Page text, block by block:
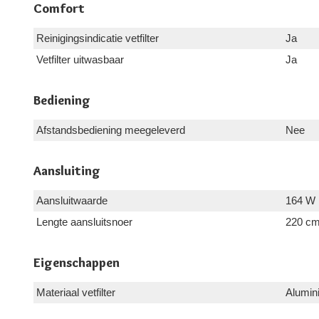
Comfort
Reinigingsindicatie vetfilter
Ja
Vetfilter uitwasbaar
Ja
Bediening
Afstandsbediening meegeleverd Nee
Aansluiting
Aansluitwaarde
164 W
Lengte aansluitsnoer
220 cm
Eigenschappen
Materiaal vetfilter